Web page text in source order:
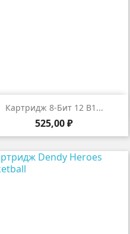
Картридж 8-Бит 12 В1...
Цена
525,00 ₽
 Быстрый просмотр